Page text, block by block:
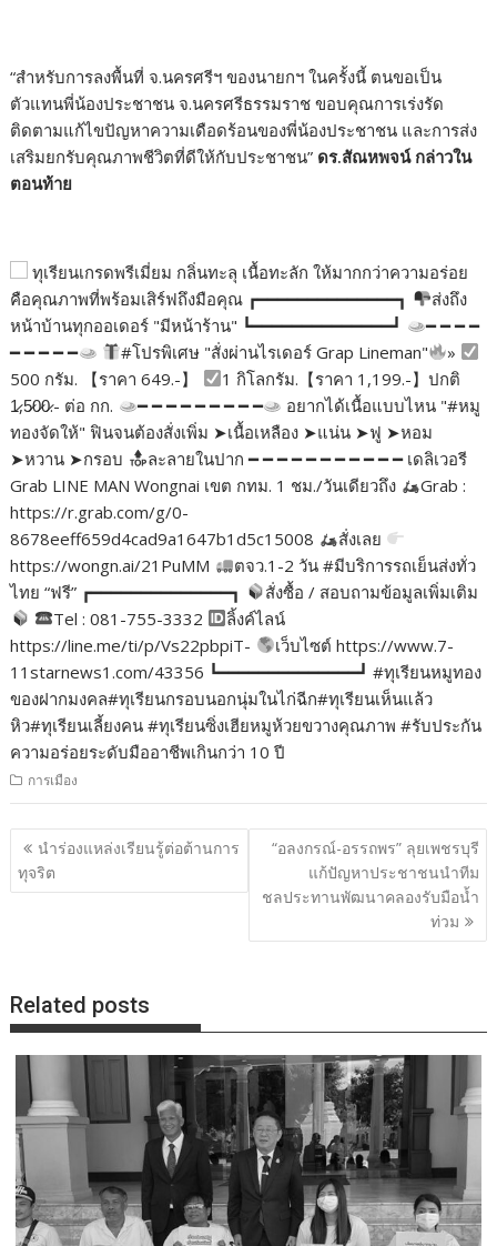
“สำหรับการลงพื้นที่ จ.นครศรีฯ ของนายกฯ ในครั้งนี้ ตนขอเป็น
ตัวแทนพี่น้องประชาชน จ.นครศรีธรรมราช ขอบคุณการเร่งรัด
ติดตามแก้ไขปัญหาความเดือดร้อนของพี่น้องประชาชน และการส่ง
เสริมยกรับคุณภาพชีวิตที่ดีให้กับประชาชน” ดร.สัณหพจน์ กล่าวใน
ตอนท้าย
ทุเรียนเกรดพรีเมี่ยม กลิ่นทะลุ เนื้อทะลัก ให้มากกว่าความอร่อย
คือคุณภาพที่พร้อมเสิร์ฟถึงมือคุณ ┏━━━━━━━━━━━━━━┓
ส่งถึง
หน้าบ้านทุกออเดอร์ "มีหน้าร้าน" ┗━━━━━━━━━━━━━━┛
━ ━ ━ ━
━ ━ ━ ━ ━
#โปรพิเศษ "สั่งผ่านไรเดอร์ Grap Lineman"
»
500 กรัม. 【ราคา 649.-】
1 กิโลกรัม.【ราคา 1,199.-】ปกติ
1̷,5̷0̷0̷.- ต่อ กก.
━ ━ ━ ━ ━ ━ ━ ━ ━
อยากได้เนื้อแบบไหน "#หมู
ทองจัดให้" ฟินจนต้องสั่งเพิ่ม ➤เนื้อเหลือง ➤แน่น ➤ฟู ➤หอม
➤หวาน ➤กรอบ
ละลายในปาก ━ ━ ━ ━ ━ ━ ━ ━ ━ ━ ━ เดลิเวอรี
Grab LINE MAN Wongnai เขต กทม. 1 ชม./วันเดียวถึง
Grab :
https://r.grab.com/g/0-
8678eeff659d4cad9a1647b1d5c15008
สั่งเลย
https://wongn.ai/21PuMM
ตจว.1-2 วัน #มีบริการรถเย็นส่งทั่ว
ไทย “ฟรี” ┏━━━━━━━━━━━━━━┓
สั่งซื้อ / สอบถามข้อมูลเพิ่มเติม
Tel : 081-755-3332
ลิ้งค์ไลน์
https://line.me/ti/p/Vs22pbpiT-
เว็บไซต์ https://www.7-
11starnews1.com/43356 ┗━━━━━━━━━━━━━━┛ #ทุเรียนหมูทอง
ของฝากมงคล#ทุเรียนกรอบนอกนุ่มในไก่ฉีก#ทุเรียนเห็นแล้ว
หิว#ทุเรียนเลี้ยงคน #ทุเรียนซิ่งเฮียหมูห้วยขวางคุณภาพ #รับประกัน
ความอร่อยระดับมืออาชีพเกินกว่า 10 ปี
การเมือง
แนะแนว
เรื่อง
นำร่องแหล่งเรียนรู้ต่อต้านการ
ทุจริต
“อลงกรณ์-อรรถพร” ลุยเพชรบุรี
แก้ปัญหาประชาชนนำทีม
ชลประทานพัฒนาคลองรับมือน้ำ
ท่วม
Related posts